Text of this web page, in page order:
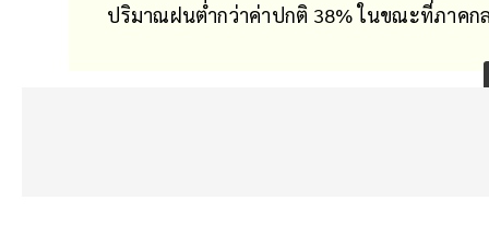
ปริมาณฝนต่ำกว่าค่าปกติ 38% ในขณะที่ภาคก